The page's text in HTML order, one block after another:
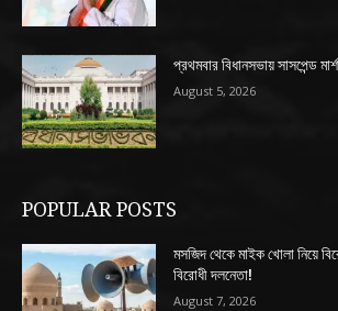
প্রথমবার বিধানসভায় সাসপেন্ড
August 5, 2026
POPULAR POSTS
মসজিদ থেকে মাইক খোলা নিয়ে
বিরোধী দলনেতা!
August 7, 2026